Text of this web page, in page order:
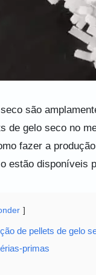
são
de gelo seco no
fazer a
estão disponíveis
de pellets de gelo
primas